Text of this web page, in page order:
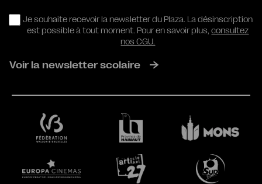
RGPD
Je souhaite recevoir la newsletter du Plaza. La désinscription
est possible à tout moment. Pour en savoir plus,consultez
nos CGU.
Voir la newsletter scolaire